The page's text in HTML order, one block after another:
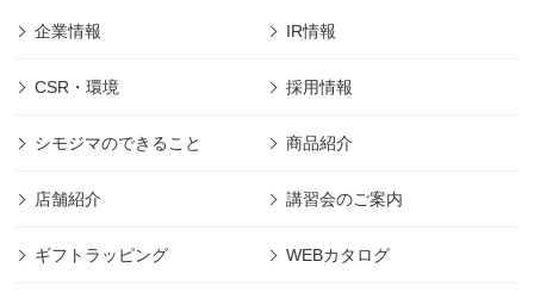
企業情報 IR情報
CSR・環境 採用情報
シモジマのできること 商品紹介
店舗紹介 講習会のご案内
ギフトラッピング WEBカタログ